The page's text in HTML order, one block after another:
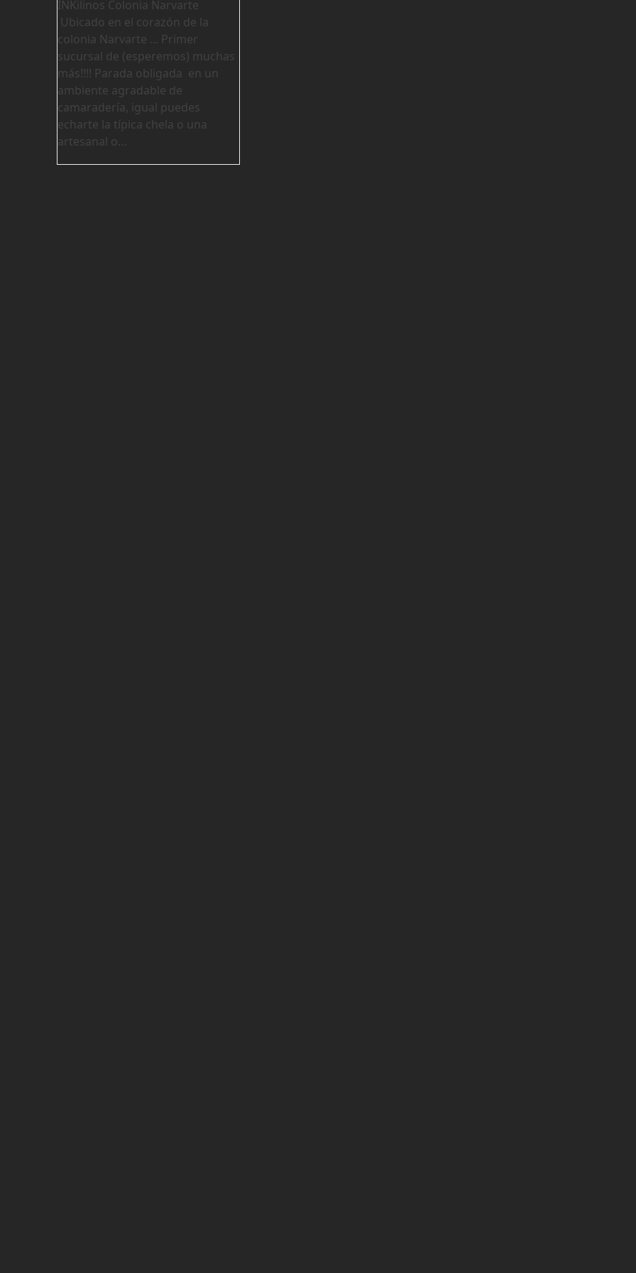
INKilinos Colonia Narvarte
Ubicado en el corazón de la
colonia Narvarte ... Primer
sucursal de (esperemos) muchas
más!!!! Parada obligada en un
ambiente agradable de
camaradería, igual puedes
echarte la típica chela o una
artesanal o…